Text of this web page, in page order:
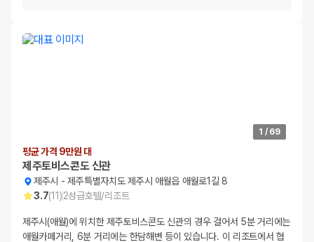
1 / 69
평균 가격 9만원 대
제주토비스콘도 신관
제주시 -제주특별자치도 제주시 애월읍 애월로1길 8
3.7(11)2성급호텔/리조트
제주시(애월)에 위치한 제주토비스콘도 신관의 경우 걸어서 5분 거리에는
애월카페거리, 6분 거리에는 한담해변 등이 있습니다. 이 리조트에서 협